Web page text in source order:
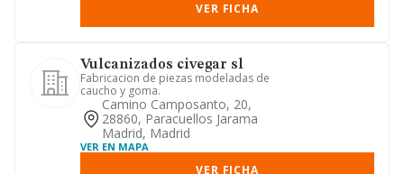
VER FICHA
Vulcanizados civegar sl
Fabricacion de piezas modeladas de
caucho y goma.
Camino Camposanto, 20,
28860, Paracuellos Jarama
Madrid, Madrid
VER EN MAPA
VER FICHA